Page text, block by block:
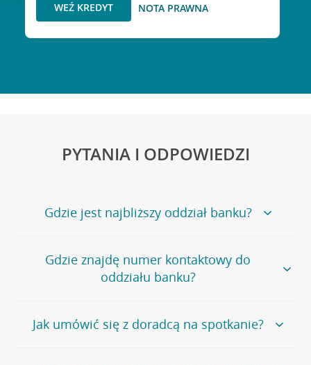
WEŹ KREDYT NOTA PRAWNA
PYTANIA I ODPOWIEDZI
Gdzie jest najbliższy oddział banku?
Jeśli szukasz oddziału naszego banku, zapraszamy na
stronęPlacówki i bankomaty, na której znajduje się
wygodna wyszukiwarka.
oddziałów
Gdzie znajdę numer kontaktowy do
oddziału banku?
Bank Credit Agricole nie udostępnia ogólnego numeru
telefonu do placówki bankowej.
Jak umówić się z doradcą na spotkanie?